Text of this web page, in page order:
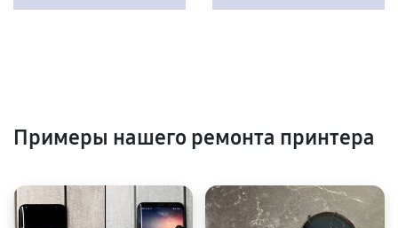
Примеры нашего ремонта принтера